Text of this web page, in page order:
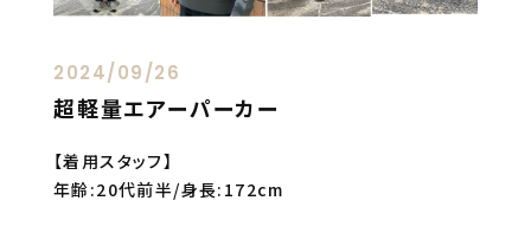
2024/09/26
超軽量エアーパーカー
【着用スタッフ】
年齢:20代前半/身長:172cm